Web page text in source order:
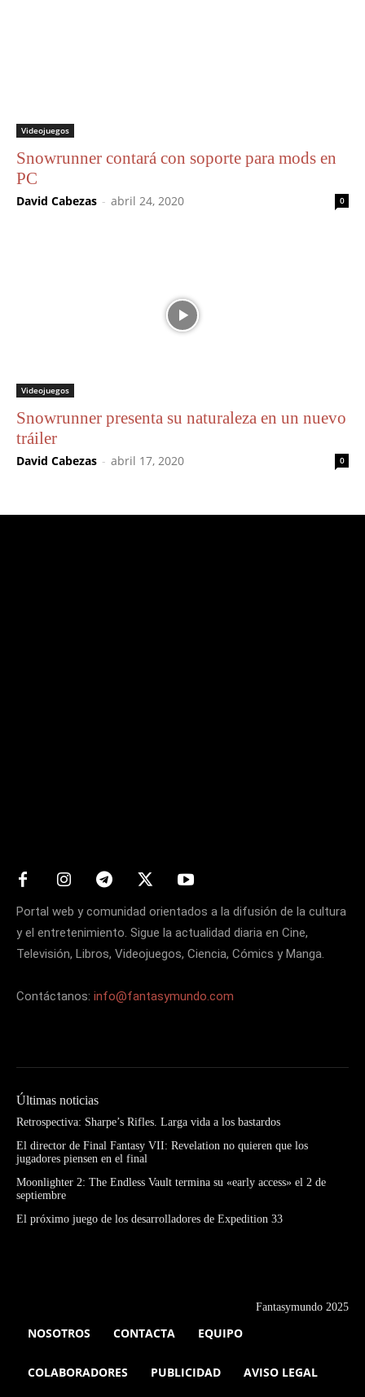
Videojuegos
Snowrunner contará con soporte para mods en
PC
David Cabezas - abril 24, 2020 0
Videojuegos
Snowrunner presenta su naturaleza en un nuevo
tráiler
David Cabezas - abril 17, 2020 0
Portal web y comunidad orientados a la difusión de la cultura
y el entretenimiento. Sigue la actualidad diaria en Cine,
Televisión, Libros, Videojuegos, Ciencia, Cómics y Manga.
Contáctanos: info@fantasymundo.com
Últimas noticias
Retrospectiva: Sharpe’s Rifles. Larga vida a los bastardos
El director de Final Fantasy VII: Revelation no quieren que los
jugadores piensen en el final
Moonlighter 2: The Endless Vault termina su «early access» el 2 de
septiembre
El próximo juego de los desarrolladores de Expedition 33
Fantasymundo 2025
NOSOTROS CONTACTA EQUIPO
COLABORADORES PUBLICIDAD AVISO LEGAL